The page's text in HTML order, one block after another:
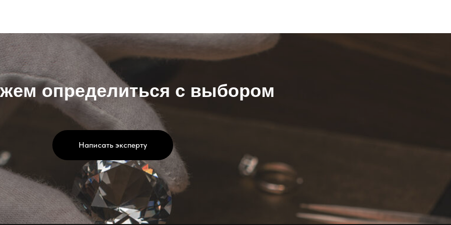
определиться с выбором
Написать эксперту